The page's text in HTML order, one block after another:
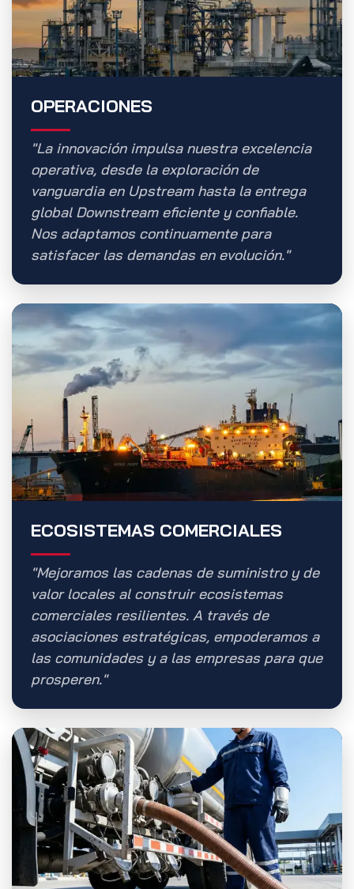
OPERACIONES
"La innovación impulsa nuestra excelencia
operativa, desde la exploración de
vanguardia en Upstream hasta la entrega
global Downstream eficiente y confiable.
Nos adaptamos continuamente para
satisfacer las demandas en evolución."
ECOSISTEMAS COMERCIALES
"Mejoramos las cadenas de suministro y de
valor locales al construir ecosistemas
comerciales resilientes. A través de
asociaciones estratégicas, empoderamos a
las comunidades y a las empresas para que
prosperen."